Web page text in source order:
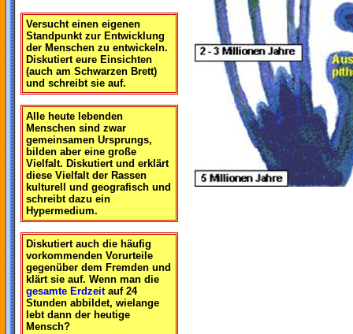
Versucht einen eigenen
Standpunkt zur Entwicklung
der Menschen zu entwickeln.
Diskutiert eure Einsichten
(auch am Schwarzen Brett)
und schreibt sie auf.
Alle heute lebenden
Menschen sind zwar
gemeinsamen Ursprungs,
bilden aber eine große
Vielfalt. Diskutiert und erklärt
diese Vielfalt der Rassen
kulturell und geografisch und
schreibt dazu ein
Hypermedium.
Diskutiert auch die häufig
vorkommenden Vorurteile
gegenüber dem Fremden und
klärt sie auf. Wenn man die
gesamte Erdzeitauf 24
Stunden abbildet, wielange
lebt dann der heutige
Mensch?